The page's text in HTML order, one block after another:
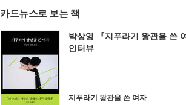
카드뉴스로 보는 책
박상영 『지푸라기 왕관을 쓴
인터뷰
지푸라기 왕관을 쓴 여자